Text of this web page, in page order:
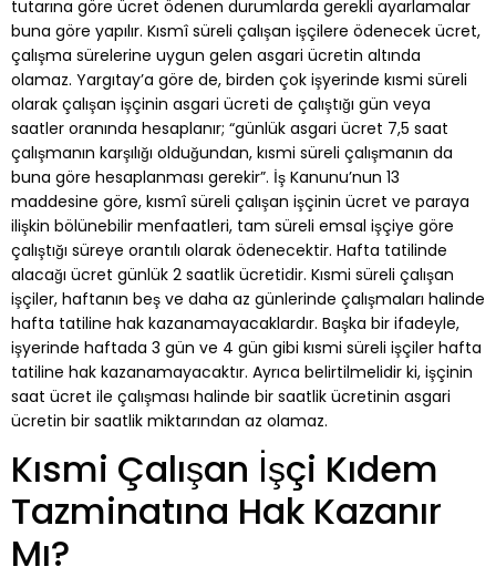
tutarına göre ücret ödenen durumlarda gerekli ayarlamalar
buna göre yapılır. Kısmî süreli çalışan işçilere ödenecek ücret,
çalışma sürelerine uygun gelen asgari ücretin altında
olamaz. Yargıtay’a göre de, birden çok işyerinde kısmi süreli
olarak çalışan işçinin asgari ücreti de çalıştığı gün veya
saatler oranında hesaplanır; “günlük asgari ücret 7,5 saat
çalışmanın karşılığı olduğundan, kısmi süreli çalışmanın da
buna göre hesaplanması gerekir”. İş Kanunu’nun 13
maddesine göre, kısmî süreli çalışan işçinin ücret ve paraya
ilişkin bölünebilir menfaatleri, tam süreli emsal işçiye göre
çalıştığı süreye orantılı olarak ödenecektir. Hafta tatilinde
alacağı ücret günlük 2 saatlik ücretidir. Kısmi süreli çalışan
işçiler, haftanın beş ve daha az günlerinde çalışmaları halinde
hafta tatiline hak kazanamayacaklardır. Başka bir ifadeyle,
işyerinde haftada 3 gün ve 4 gün gibi kısmi süreli işçiler hafta
tatiline hak kazanamayacaktır. Ayrıca belirtilmelidir ki, işçinin
saat ücret ile çalışması halinde bir saatlik ücretinin asgari
ücretin bir saatlik miktarından az olamaz.
Kısmi Çalışan İşçi Kıdem
Tazminatına Hak Kazanır
Mı?